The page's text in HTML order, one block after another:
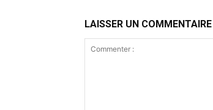
LAISSER UN COMMENTAIRE